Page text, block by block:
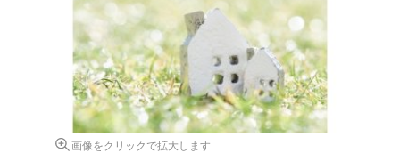
画像をクリックで拡大します